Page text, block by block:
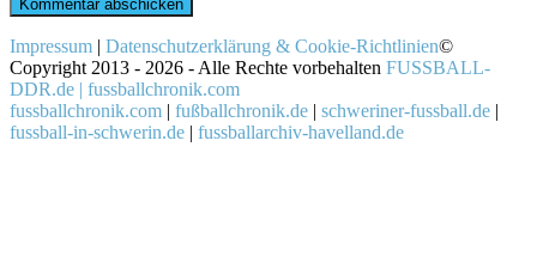
Impressum | Datenschutzerklärung & Cookie-Richtlinien©
Copyright 2013 - 2026 - Alle Rechte vorbehalten FUSSBALL-
DDR.de | fussballchronik.com
fussballchronik.com | fußballchronik.de | schweriner-fussball.de |
fussball-in-schwerin.de | fussballarchiv-havelland.de